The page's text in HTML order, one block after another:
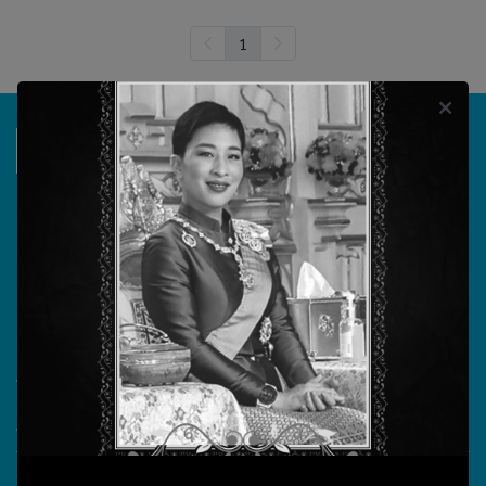
1
บริษัท วรธันย์ เทคโนโลยี จำกัด
555/104 ถนนสุขาภิบาล 5 แขวงออเงิน เขตสายไหม
กรุงเทพมหานคร 10220
วันทำการ จันทร์ - ศุกร์ เวลา 08.30 - 17.30 น.
เลขประจำตัวผู้เสียภาษี 0105555180721
What More?
Video Conference
Smart Classroom